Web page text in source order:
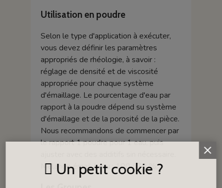
Utilisation en poudre
Selon le type d'application à exécuter,
vous devez définir les paramètres
appropriés de rhéologie, à savoir :
réglage de densité et de viscosité
appropriée pour chaque système
d'émaillage. Le pourcentage d'eau par
rapport à la poudre dépend su système
d'émaillage et de la porosité de la pièce.
Nous recommandons de commencer par
le rapport 1 poudre pour 1 eau, puis
Mélange émail / eau : 100 / 70 %.
Un petit cookie ?